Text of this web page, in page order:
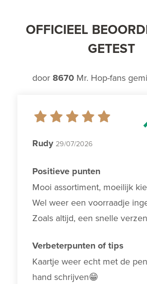
OFFICIEEL
GETEST
door 8670Mr. Hop-fans
Rudy 29/07/2026
Positieve punten
Mooi assortiment, moeilijk
Wel weer een voorraadje
Zoals altijd, een snelle
Verbeterpunten of tips
Kaartje weer echt met de
hand schrijven😁